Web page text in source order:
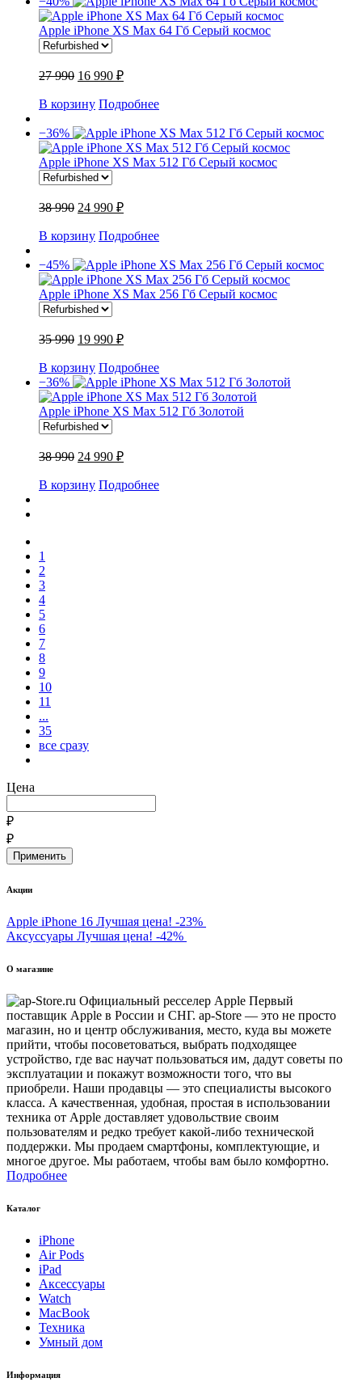
Apple iPhone XS Max 64 Гб Серый космос
27 990 16 990 ₽
В корзину Подробнее
−36%
Apple iPhone XS Max 512 Гб Серый космос
38 990 24 990 ₽
В корзину Подробнее
−45%
Apple iPhone XS Max 256 Гб Серый космос
35 990 19 990 ₽
В корзину Подробнее
−36%
Apple iPhone XS Max 512 Гб Золотой
38 990 24 990 ₽
В корзину Подробнее
1
2
3
4
5
6
7
8
9
10
11
...
35
все сразу
Цена
₽
₽
Акции
Apple iPhone 16 Лучшая цена! -23%
Аксуссуары Лучшая цена! -42%
О магазине
Первый
поставщик Apple в России и СНГ. ap-Store — это не просто
магазин, но и центр обслуживания, место, куда вы можете
прийти, чтобы посоветоваться, выбрать подходящее
устройство, где вас научат пользоваться им, дадут советы по
эксплуатации и покажут возможности того, что вы
приобрели. Наши продавцы — это специалисты высокого
класса. А качественная, удобная, простая в использовании
техника от Apple доставляет удовольствие своим
пользователям и редко требует какой-либо технической
поддержки. Мы продаем смартфоны, комплектующие, и
многое другое. Мы работаем, чтобы вам было комфортно.
Подробнее
Каталог
iPhone
Air Pods
iPad
Аксессуары
Watch
MacBook
Техника
Умный дом
Информация